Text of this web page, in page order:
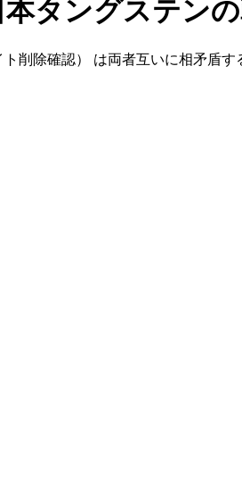
タングステン
ト削除確認） は両者互いに相矛盾